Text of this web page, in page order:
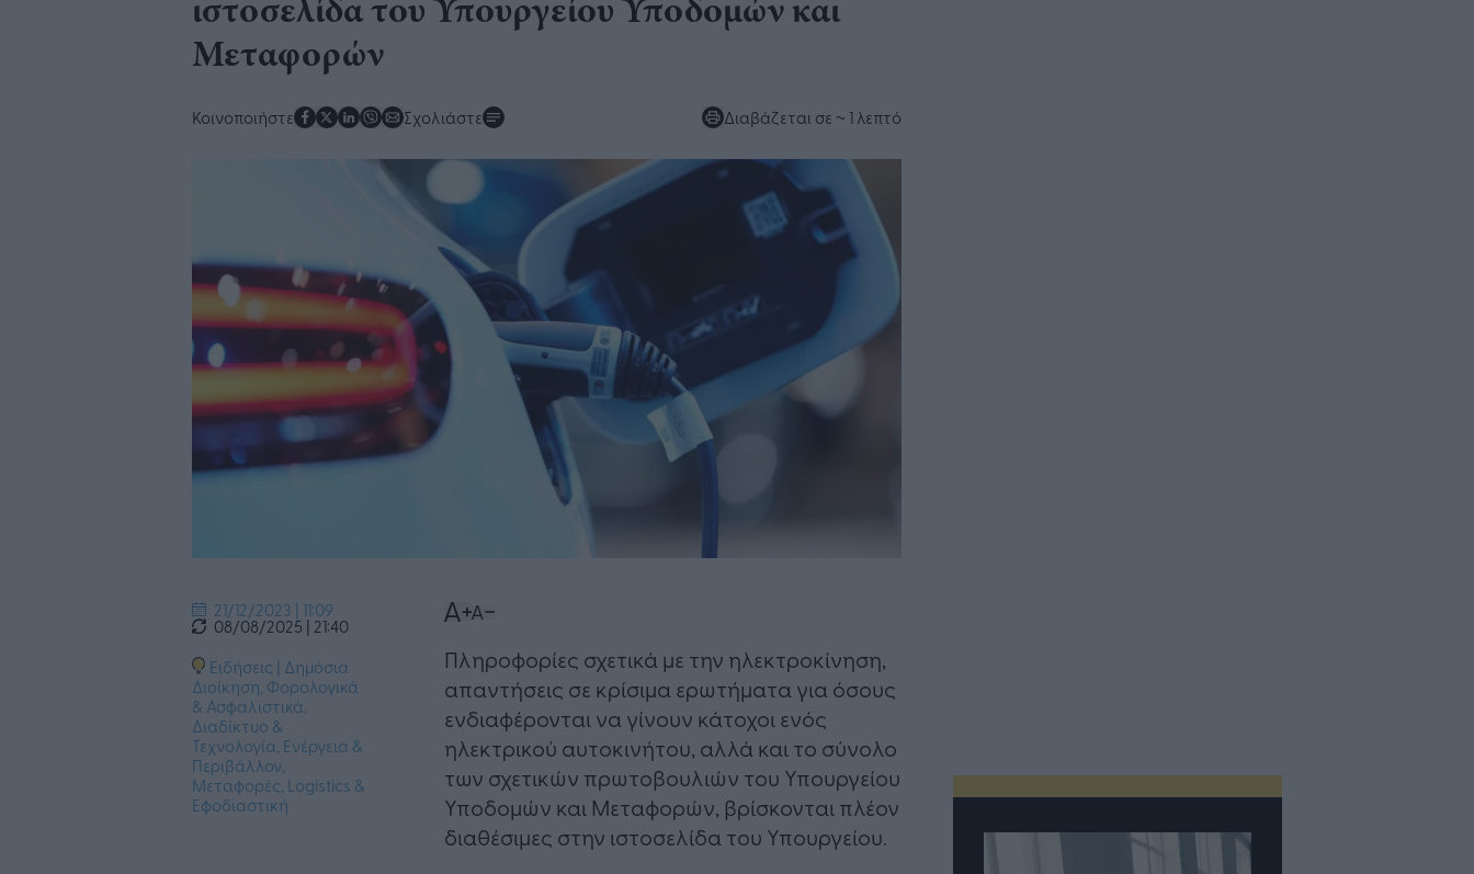
Μεταφορών
Κοινοποιήστε Σχολιάστε Διαβάζεται σε ~ 1 λεπτό
21/12/2023 | 11:09
08/08/2025 | 21:40
Ειδήσεις | Δημόσια
Διοίκηση, Φορολογικά
& Ασφαλιστικά,
Διαδίκτυο &
Τεχνολογία, Ενέργεια &
Περιβάλλον,
Μεταφορές, Logistics &
Εφοδιαστική
Πληροφορίες σχετικά με την ηλεκτροκίνηση,
απαντήσεις σε κρίσιμα ερωτήματα για όσους
ενδιαφέρονται να γίνουν κάτοχοι ενός
ηλεκτρικού αυτοκινήτου, αλλά και το σύνολο
των σχετικών πρωτοβουλιών του Υπουργείου
Υποδομών και Μεταφορών, βρίσκονται πλέον
διαθέσιμες στην ιστοσελίδα του Υπουργείου.